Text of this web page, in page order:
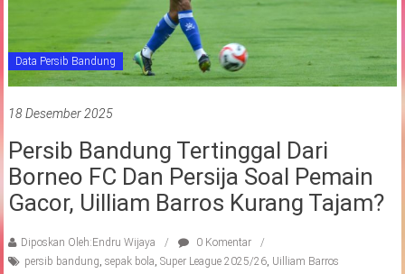
Data Persib Bandung
18 Desember 2025
Persib Bandung Tertinggal Dari
Borneo FC Dan Persija Soal Pemain
Gacor, Uilliam Barros Kurang Tajam?
Diposkan Oleh:Endru Wijaya
0 Komentar
persib bandung, sepak bola, Super League 2025/26, Uilliam Barros